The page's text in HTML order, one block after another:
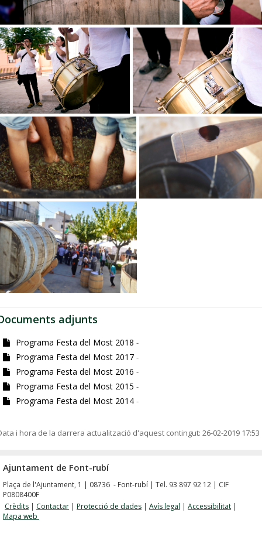
adjunts
Programa Festa del Most 2018 -
Programa Festa del Most 2017 -
Programa Festa del Most 2016 -
Programa Festa del Most 2015 -
Programa Festa del Most 2014 -
i hora de la darrera actualització d'aquest contingut: 26-02-2019 17:53
Ajuntament de Font-rubí
Plaça de l'Ajuntament, 1 | 08736 - Font-rubí | Tel. 93 897 92 12 | CIF
P0808400F
Crèdits | Contactar | Protecció de dades | Avís legal | Accessibilitat |
Mapa web